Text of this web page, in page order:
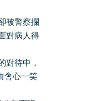
被警察攔
對病人得
對待中，
會心一笑